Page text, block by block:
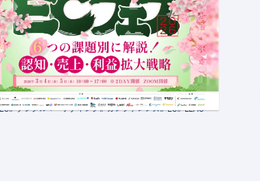
ファレンス】ECフェス 2026 ～課題別に解
売上・利益拡大戦略～
：500名
無料
オンライン
デジタルマーケティング カンファレンス EC LLMO